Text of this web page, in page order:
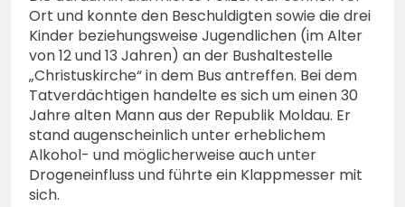
Ort und konnte den Beschuldigten sowie die drei
Kinder beziehungsweise Jugendlichen (im Alter
von 12 und 13 Jahren) an der Bushaltestelle
„Christuskirche“ in dem Bus antreffen. Bei dem
Tatverdächtigen handelte es sich um einen 30
Jahre alten Mann aus der Republik Moldau. Er
stand augenscheinlich unter erheblichem
Alkohol- und möglicherweise auch unter
Drogeneinfluss und führte ein Klappmesser mit
sich.